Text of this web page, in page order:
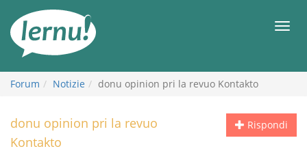
all’indice
Forum Notizie donu opinion pri la revuo Kontakto
Rispondi
donu opinion pri la revuo
Kontakto